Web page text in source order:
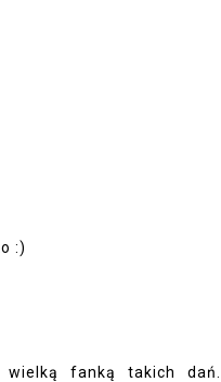
:)
wielką fanką takich dań.